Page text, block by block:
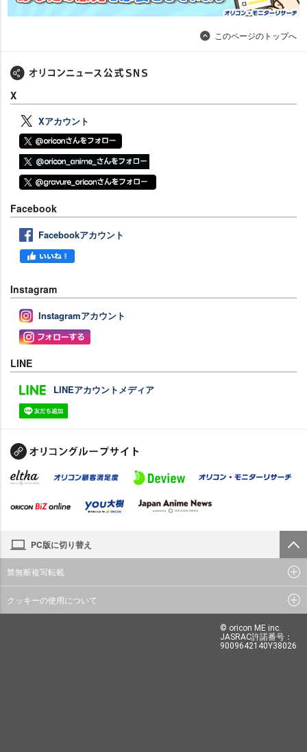
このページのトップへ
X
Xアカウント
Facebook
Facebookアカウント
Instagram
Instagramアカウント
LINE
LINEアカウントメディア
PC版に切り替え
禁無断複写転載
クッキーの使用について
© oricon ME inc.
JASRAC許諾番号：
9009642140Y38026